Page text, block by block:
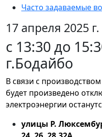
Часто задаваемые
17 апреля 2025 г.
с 13:30 до
г.Бодайбо
В связи с
будет произведено
электроэнергии
улицы Р.